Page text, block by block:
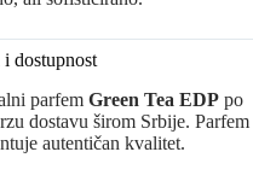
dostupnost
parfem Green Tea EDP po
dostavu širom Srbije. Parfem
autentičan kvalitet.